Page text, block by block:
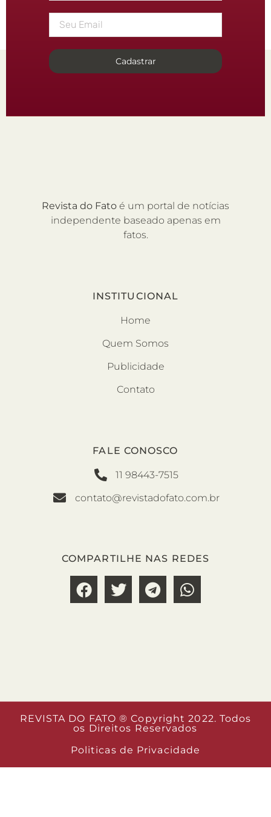
Cadastrar
Revista do Fato é um portal de notícias
independente baseado apenas em
fatos.
INSTITUCIONAL
Home
Quem Somos
Publicidade
Contato
FALE CONOSCO
11 98443-7515
contato@revistadofato.com.br
COMPARTILHE NAS REDES
REVISTA DO FATO ® Copyright 2022. Todos
os Direitos Reservados
Politicas de Privacidade